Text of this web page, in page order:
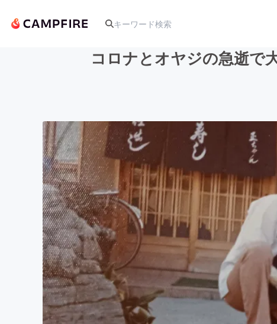
アート・写真
テクノロジー・ガジェット
映像・映画
ビジネス・起業
まちづくり・地域活性化
コロナとオヤジの急逝で